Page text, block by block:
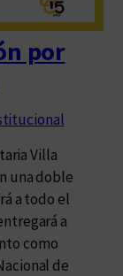
por
Villa
una doble
a todo el
a
como
de